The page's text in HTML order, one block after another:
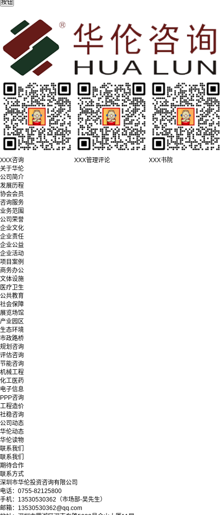
XXX咨询 XXX管理评论
XXX书院
关于华伦
公司简介
发展历程
协会会员
咨询服务
业务范围
公司荣誉
企业文化
企业责任
企业公益
企业活动
项目案例
商务办公
文体设施
医疗卫生
公共教育
社会保障
展览场馆
产业园区
生态环境
市政路桥
规划咨询
评估咨询
节能咨询
机械工程
化工医药
电子信息
PPP咨询
工程造价
社稳咨询
公司动态
华伦动态
华伦读物
联系我们
联系我们
期待合作
联系方式
深圳市华伦投资咨询有限公司
电话：0755-82125800
手机：13530530362（市场部-吴先生）
邮箱：13530530362@qq.com